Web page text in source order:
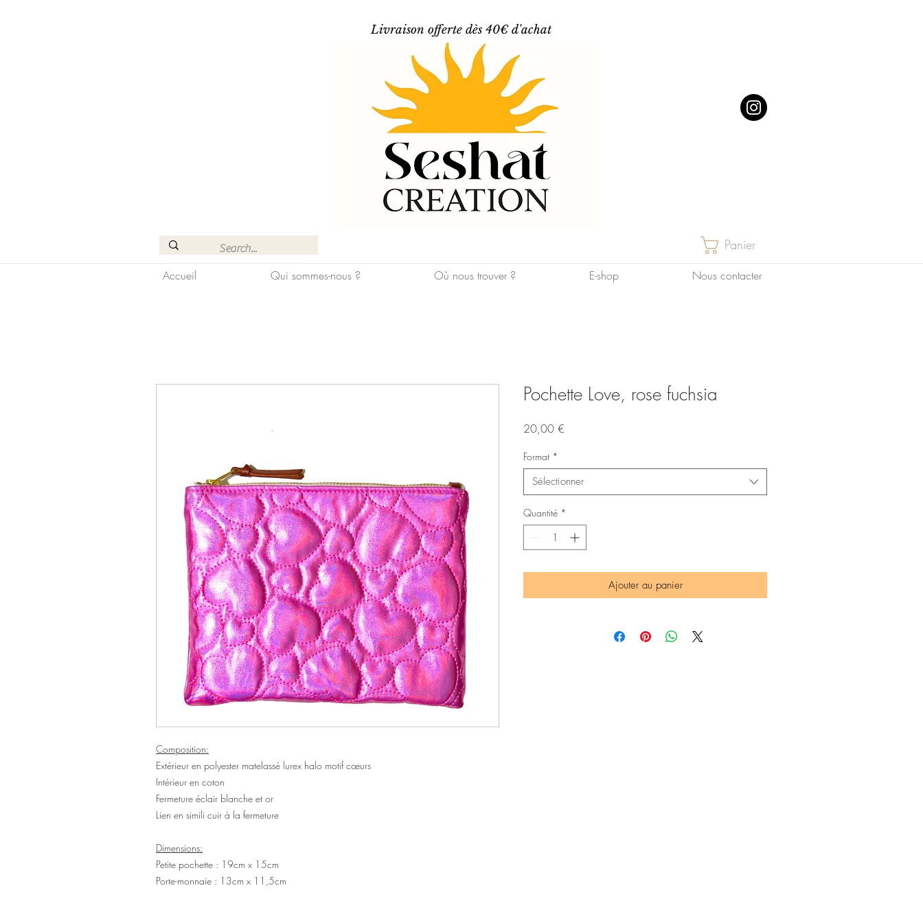
Livraison offerte dès 40€ d'achat
Panier
Accueil Qui sommes-nous ? Où nous trouver ? E-shop Nous contacter
Composition:
Extérieur en polyester matelassé lurex halo motif cœurs
Intérieur en coton
Fermeture éclair blanche et or
Lien en simili cuir à la fermeture
Dimensions:
Petite pochette : 19cm x 15cm
Porte-monnaie : 13cm x 11,5cm
Pochette Love, rose fuchsia
20,00 €
Format *
Sélectionner
Quantité *
Ajouter au panier